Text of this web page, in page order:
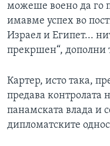
можеше воено да го
имавме успех во
Израел и Египет...
прекршен“, дополни
Картер, исто така,
предава контролата
панамската влада и
дипломатските